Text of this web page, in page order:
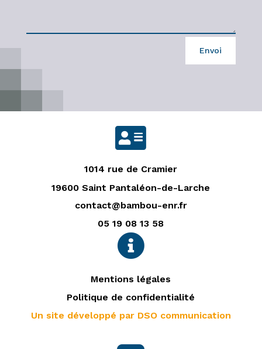
Envoi

1014 rue de Cramier
19600 Saint Pantaléon-de-Larche
contact@bambou-enr.fr
05 19 08 13 58

Mentions légales
Politique de confidentialité
Un site développé par DSO communication